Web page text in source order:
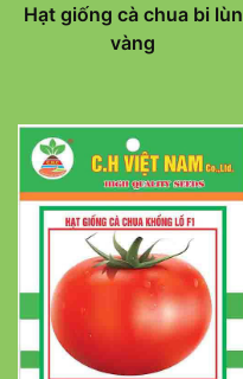
Hạt giống cà chua bi lùn
vàng